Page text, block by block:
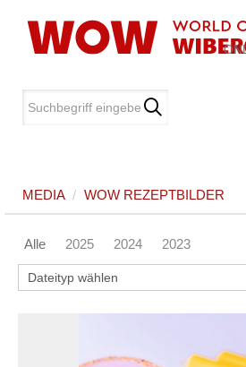
MEDIA
WOW Produkte
MEDIA / WOW REZEPTBILDER
Alle 2025 2024 2023